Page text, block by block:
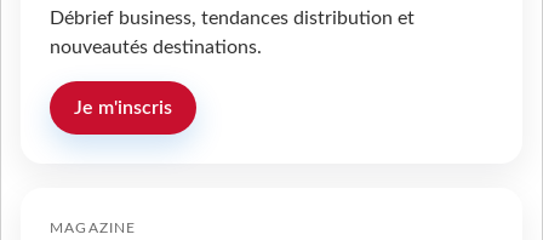
Débrief business, tendances distribution et
nouveautés destinations.
Je m'inscris
MAGAZINE